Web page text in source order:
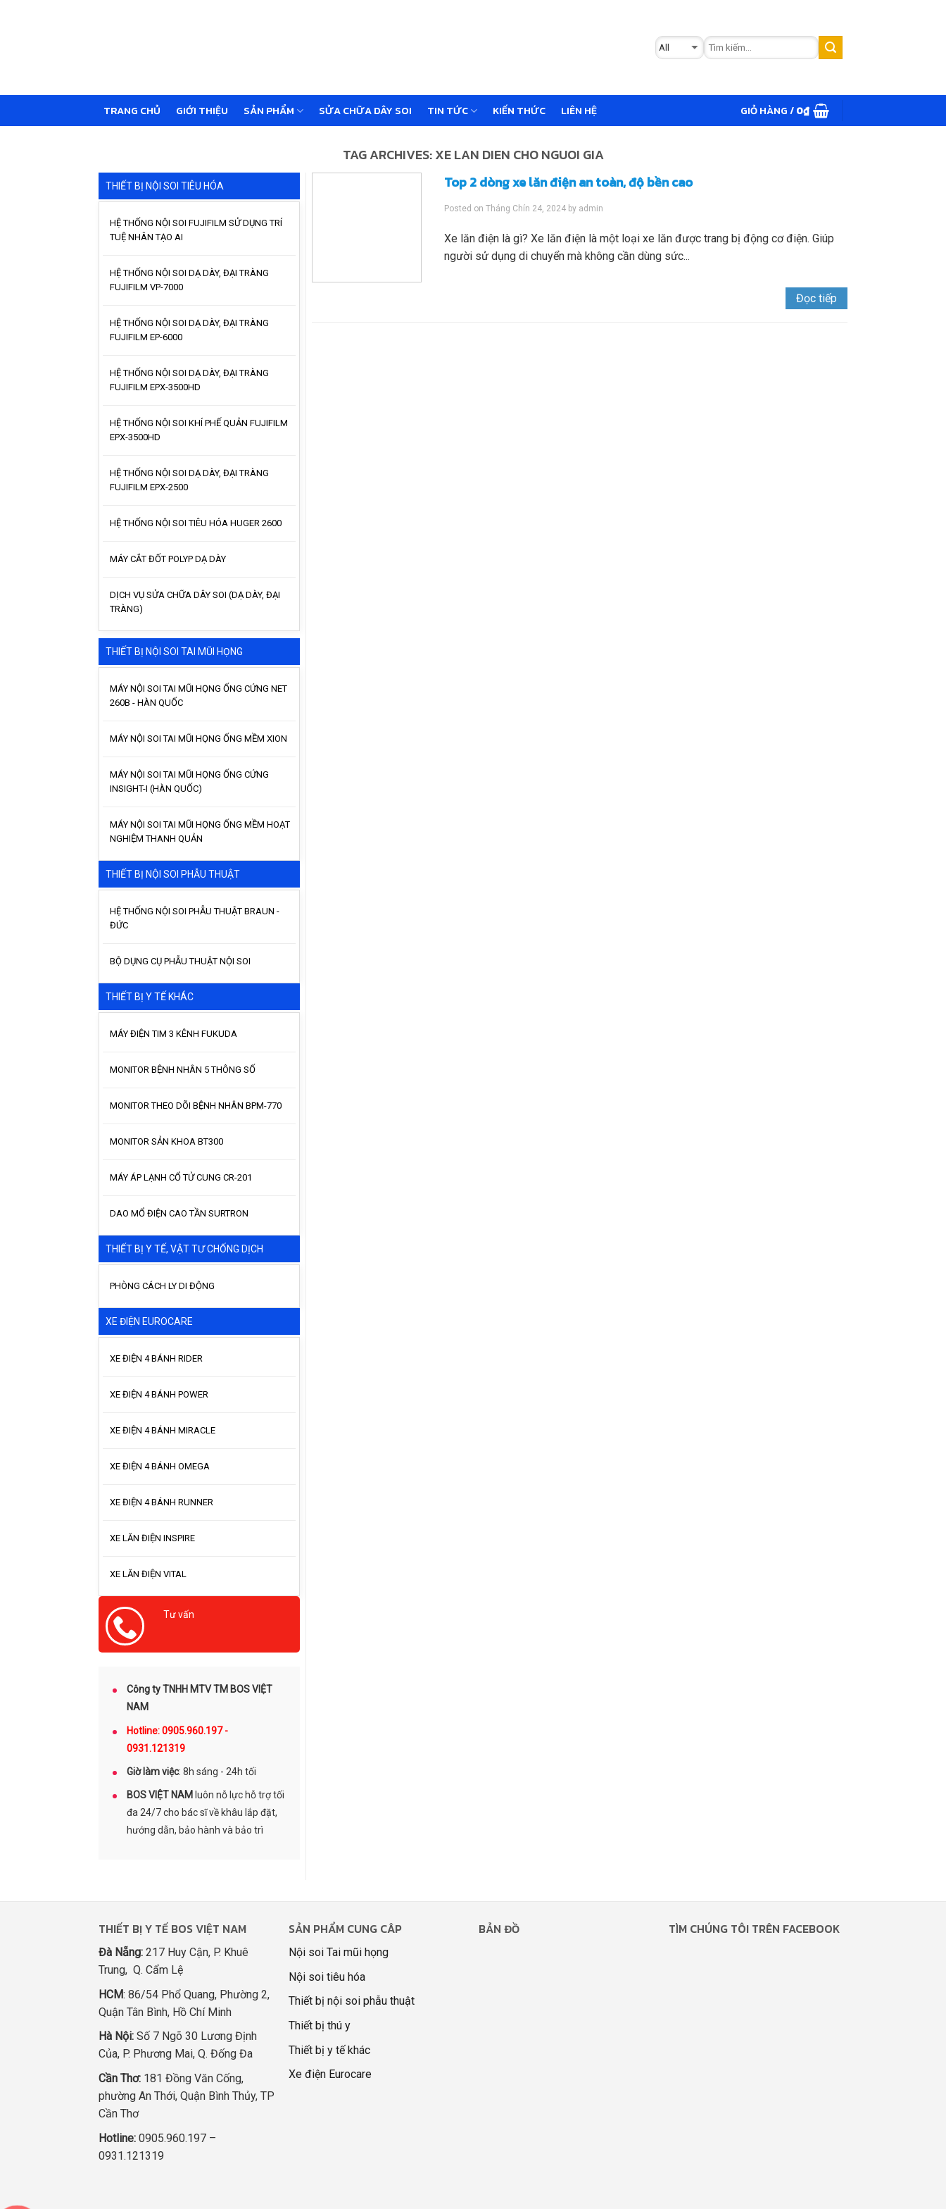
TRANG CHỦ GIỚI THIỆU SẢN PHẨM SỬA CHỮA DÂY SOI TIN TỨC KIẾN THỨC LIÊN HỆ GIỎ HÀNG /0₫
TAG ARCHIVES:XE LAN DIEN CHO NGUOI GIA
THIẾT BỊ NỘI SOI TIÊU HÓA
HỆ THỐNG NỘI SOI FUJIFILM SỬ DỤNG TRÍ
TUỆ NHÂN TẠO AI
HỆ THỐNG NỘI SOI DẠ DÀY, ĐẠI TRÀNG
FUJIFILM VP-7000
HỆ THỐNG NỘI SOI DẠ DÀY, ĐẠI TRÀNG
FUJIFILM EP-6000
HỆ THỐNG NỘI SOI DẠ DÀY, ĐẠI TRÀNG
FUJIFILM EPX-3500HD
HỆ THỐNG NỘI SOI KHÍ PHẾ QUẢN FUJIFILM
EPX-3500HD
HỆ THỐNG NỘI SOI DẠ DÀY, ĐẠI TRÀNG
FUJIFILM EPX-2500
HỆ THỐNG NỘI SOI TIÊU HÓA HUGER 2600
MÁY CẮT ĐỐT POLYP DẠ DÀY
DỊCH VỤ SỬA CHỮA DÂY SOI (DẠ DÀY, ĐẠI
TRÀNG)
THIẾT BỊ NỘI SOI TAI MŨI HỌNG
MÁY NỘI SOI TAI MŨI HỌNG ỐNG CỨNG NET
260B - HÀN QUỐC
MÁY NỘI SOI TAI MŨI HỌNG ỐNG MỀM XION
MÁY NỘI SOI TAI MŨI HỌNG ỐNG CỨNG
INSIGHT-I (HÀN QUỐC)
MÁY NỘI SOI TAI MŨI HỌNG ỐNG MỀM HOẠT
NGHIỆM THANH QUẢN
THIẾT BỊ NỘI SOI PHẪU THUẬT
HỆ THỐNG NỘI SOI PHẪU THUẬT BRAUN -
ĐỨC
BỘ DỤNG CỤ PHẪU THUẬT NỘI SOI
THIẾT BỊ Y TẾ KHÁC
MÁY ĐIỆN TIM 3 KÊNH FUKUDA
MONITOR BỆNH NHÂN 5 THÔNG SỐ
MONITOR THEO DÕI BỆNH NHÂN BPM-770
MONITOR SẢN KHOA BT300
MÁY ÁP LẠNH CỔ TỬ CUNG CR-201
DAO MỔ ĐIỆN CAO TẦN SURTRON
THIẾT BỊ Y TẾ, VẬT TƯ CHỐNG DỊCH
PHÒNG CÁCH LY DI ĐỘNG
XE ĐIỆN EUROCARE
XE ĐIỆN 4 BÁNH RIDER
XE ĐIỆN 4 BÁNH POWER
XE ĐIỆN 4 BÁNH MIRACLE
XE ĐIỆN 4 BÁNH OMEGA
XE ĐIỆN 4 BÁNH RUNNER
XE LĂN ĐIỆN INSPIRE
XE LĂN ĐIỆN VITAL
Tư vấn
Công ty TNHH MTV TM BOS VIỆT
NAM
Hotline: 0905.960.197 -
0931.121319
Giờ làm việc: 8h sáng - 24h tối
BOS VIỆT NAM luôn nỗ lực hỗ trợ tối
đa 24/7 cho bác sĩ về khâu lắp đặt,
hướng dẫn, bảo hành và bảo trì
Top 2 dòng xe lăn điện an toàn, độ bền cao
Posted onTháng Chín 24, 2024 by admin
Xe lăn điện là gì? Xe lăn điện là một loại xe lăn được trang bị động cơ điện. Giúp
người sử dụng di chuyển mà không cần dùng sức...
Đọc tiếp
THIẾT BỊ Y TẾ BOS VIỆT NAM
Đà Nẵng: 217 Huy Cận, P. Khuê
Trung, Q. Cẩm Lệ
HCM: 86/54 Phổ Quang, Phường 2,
Quận Tân Bình, Hồ Chí Minh
Hà Nội: Số 7 Ngõ 30 Lương Định
Của, P. Phương Mai, Q. Đống Đa
Cần Thơ: 181 Đồng Văn Cống,
phường An Thới, Quận Bình Thủy, TP
Cần Thơ
Hotline: 0905.960.197 –
0931.121319
SẢN PHẨM CUNG CÂP
Nội soi Tai mũi họng
Nội soi tiêu hóa
Thiết bị nội soi phẫu thuật
Thiết bị thú y
Thiết bị y tế khác
Xe điện Eurocare
BẢN ĐỒ TÌM CHÚNG TÔI TRÊN FACEBOOK